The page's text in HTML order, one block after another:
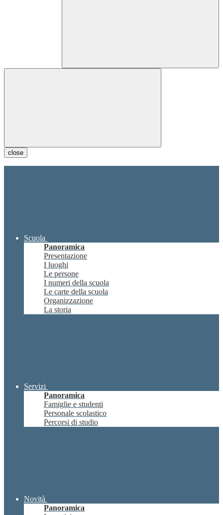
close
Scuola
Panoramica
Presentazione
I luoghi
Le persone
I numeri della scuola
Le carte della scuola
Organizzazione
La storia
Servizi
Panoramica
Famiglie e studenti
Personale scolastico
Percorsi di studio
Novità
Panoramica